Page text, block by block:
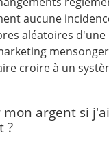
aucune
aléatoires d'une
croire à un
argent si
?